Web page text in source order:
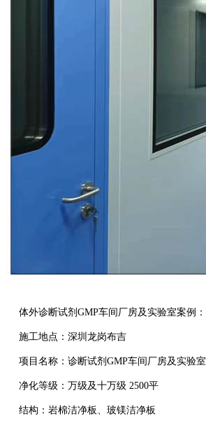
体外诊断试剂 GMP车间厂房及实验室案例：
施工地点：深圳龙岗布吉
项目名称：诊断试剂 GMP车间厂房及实验室
净化等级：万级及十万级 2500平
结构：岩棉洁净板、玻镁洁净板